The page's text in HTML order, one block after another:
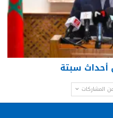
أحداث سبتة
المشاركات